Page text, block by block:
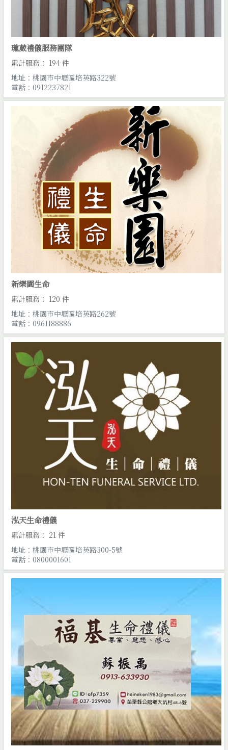
瓏葳禮儀服務團隊
累計服務： 194 件
地址：桃園市中壢區培英路322號
電話：0912237821
新樂園生命
累計服務： 120 件
地址：桃園市中壢區培英路262號
電話：0961188886
泓天生命禮儀
累計服務： 21 件
地址：桃園市中壢區培英路300-5號
電話：0800001601